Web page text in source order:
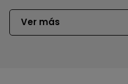
Ver más